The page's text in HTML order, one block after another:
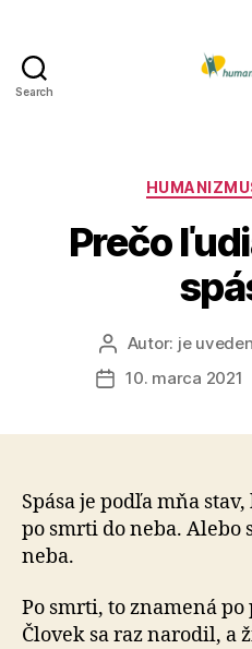
Search
Prečo
Autor
článku
Autor: je
Dátum
10. marca 2021
Spása je podľa mňa
po smrti do neba. Alebo
neba.
Po smrti, to znamená
Človek sa raz narodil, a